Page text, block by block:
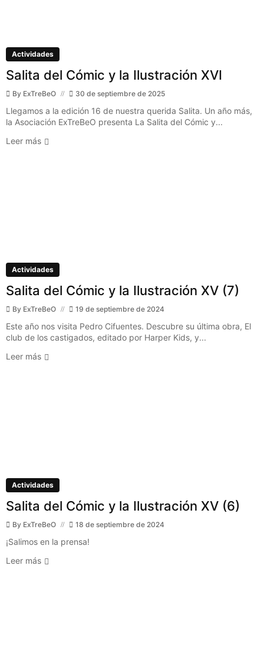
Actividades
Salita del Cómic y la Ilustración XVI
By ExTreBeO 30 de septiembre de 2025
Llegamos a la edición 16 de nuestra querida Salita. Un año más,
la Asociación ExTreBeO presenta La Salita del Cómic y...
Leer más
Actividades
Salita del Cómic y la Ilustración XV (7)
By ExTreBeO 19 de septiembre de 2024
Este año nos visita Pedro Cifuentes. Descubre su última obra, El
club de los castigados, editado por Harper Kids, y...
Leer más
Actividades
Salita del Cómic y la Ilustración XV (6)
By ExTreBeO 18 de septiembre de 2024
¡Salimos en la prensa!
Leer más